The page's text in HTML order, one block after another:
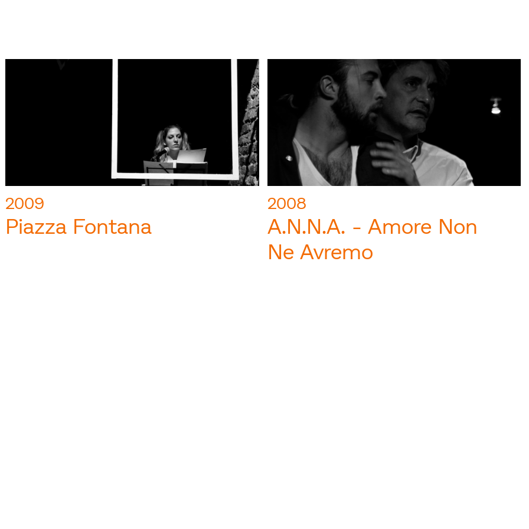
2009
Piazza Fontana
2008
A.N.N.A. - Amore Non
Ne Avremo